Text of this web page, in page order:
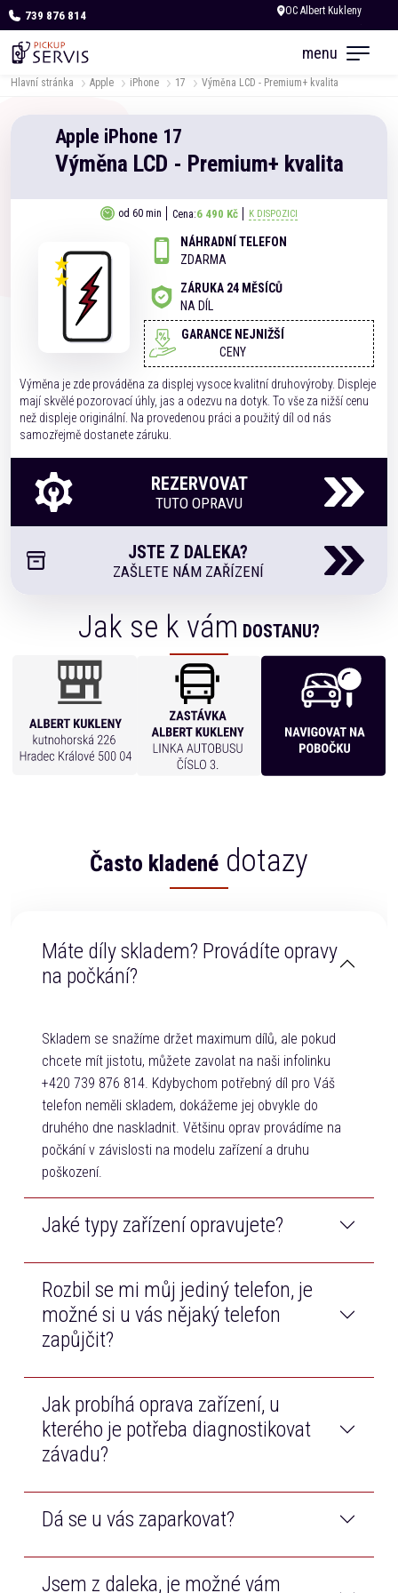
739 876 814
Dnes otevřeno od 09:00
menu
Hlavní stránka Apple iPhone 17 Výměna LCD - Premium+ kvalita
Apple iPhone 17
Výměna LCD - Premium+ kvalita
od 60 min Cena:6 490 Kč K DISPOZICI
NÁHRADNÍ TELEFON
ZDARMA
ZÁRUKA 24 MĚSÍCŮ
NA DÍL
GARANCE NEJNIŽŠÍ
CENY
Výměna je zde prováděna za displej vysoce kvalitní druhovýroby. Displeje
mají skvělé pozorovací úhly, jas a odezvu na dotyk. To vše za nižší cenu
než displeje originální. Na provedenou práci a použitý díl od nás
samozřejmě dostanete záruku.
REZERVOVAT
TUTO OPRAVU
JSTE Z DALEKA?
ZAŠLETE NÁM ZAŘÍZENÍ
Jak se k vám DOSTANU?
Často kladené dotazy
Máte díly skladem? Provádíte opravy
na počkání?
Skladem se snažíme držet maximum dílů, ale pokud
chcete mít jistotu, můžete zavolat na naši infolinku
+420 739 876 814. Kdybychom potřebný díl pro Váš
telefon neměli skladem, dokážeme jej obvykle do
druhého dne naskladnit. Většinu oprav provádíme na
počkání v závislosti na modelu zařízení a druhu
poškození.
Jaké typy zařízení opravujete?
Opravujeme telefony a tablety všech značek na trhu.
Navíc také opravujeme Macbooky od značky Apple.
Rozbil se mi můj jediný telefon, je
možné si u vás nějaký telefon
zapůjčit?
Samozřejmě! Než bude Váš telefon opraven, bezplatně
Vám zapůjčíme jiný dotykový telefon.
Jak probíhá oprava zařízení, u
kterého je potřeba diagnostikovat
závadu?
Po příjmu zařízení technik diagnostikuje závadu, cenu
Pokud zařízení budeme opravovat, diagnostiku
neplatíte. V případě, že je zařízení neopravitelné nebo
Dá se u vás zaparkovat?
Ano, sídlíme v OC Albert Kukleny na ulici Kutnohorská
Jsem z daleka, je možné vám